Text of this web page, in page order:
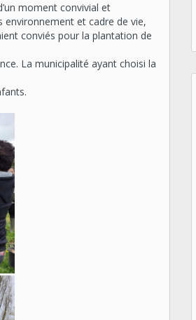
moment convivial et
environnement et cadre de vie,
conviés pour la plantation de
La municipalité ayant choisi la